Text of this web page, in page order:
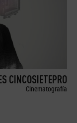
CINCOSIETEPRO
Cinematografía